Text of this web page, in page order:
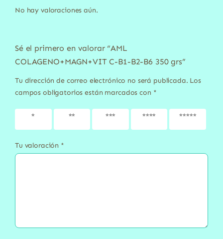
No hay valoraciones aún.
Sé el primero en valorar “AML
COLAGENO+MAGN+VIT C-B1-B2-B6 350 grs”
Tu dirección de correo electrónico no será publicada. Los
campos obligatorios están marcados con *
1 de 5
2 de 5
3 de 5
4 de 5
5 de 5
Tu valoración *